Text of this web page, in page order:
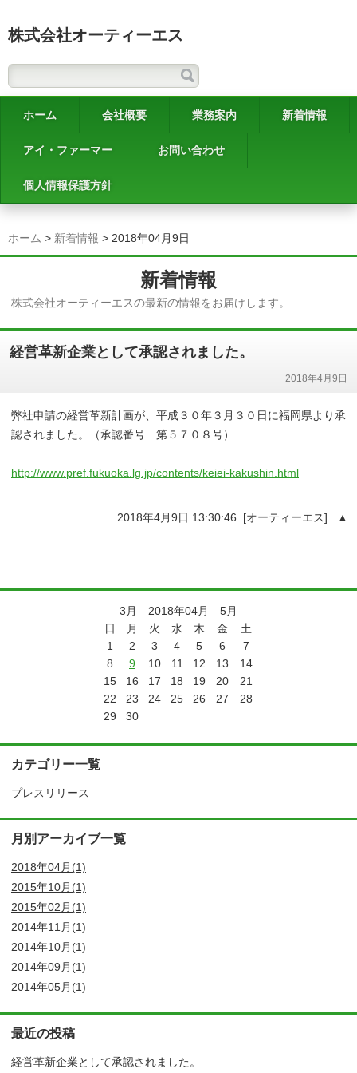
株式会社オーティーエス
ホーム 会社概要 業務案内 新着情報
アイ・ファーマー お問い合わせ
個人情報保護方針
ホーム > 新着情報 > 2018年04月9日
新着情報
株式会社オーティーエスの最新の情報をお届けします。
経営革新企業として承認されました。
2018年4月9日
弊社申請の経営革新計画が、平成３０年３月３０日に福岡県より承
認されました。（承認番号 第５７０８号）
http://www.pref.fukuoka.lg.jp/contents/keiei-kakushin.html
2018年4月9日 13:30:46 [オーティーエス] ▲
3月 2018年04月 5月
日
月 火 水 木 金
土
1
2 3 4 5 6
7
8
9 10 11 12 13
14
15
16 17 18 19 20
21
22
23 24 25 26 27
28
29
30
カテゴリー一覧
プレスリリース
月別アーカイブ一覧
2018年04月(1)
2015年10月(1)
2015年02月(1)
2014年11月(1)
2014年10月(1)
2014年09月(1)
2014年05月(1)
最近の投稿
経営革新企業として承認されました。